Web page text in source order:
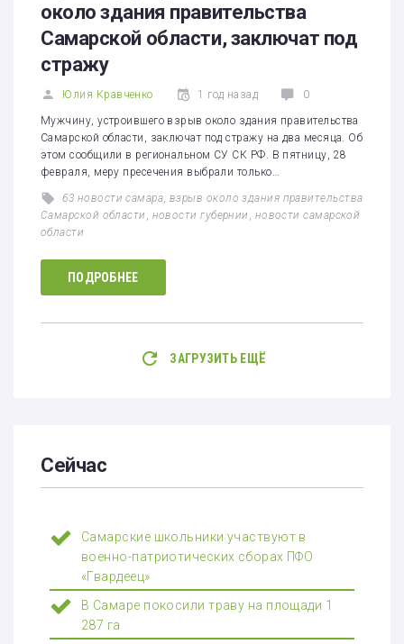
около здания правительства
Самарской области, заключат под
стражу
Юлия Кравченко 1 год назад 0
Мужчину, устроившего взрыв около здания правительства
Самарской области, заключат под стражу на два месяца. Об
этом сообщили в региональном СУ СК РФ. В пятницу, 28
февраля, меру пресечения выбрали только…
63 новости самара,взрыв около здания правительства
Самарской области , новости губернии , новости самарской
области
ПОДРОБНЕЕ
ЗАГРУЗИТЬ ЕЩЁ
Сейчас
Самарские школьники участвуют в
военно-патриотических сборах ПФО
«Гвардеец»
В Самаре покосили траву на площади 1
287 га